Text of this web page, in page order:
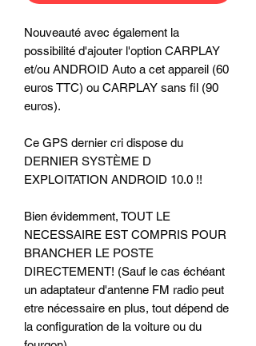
Nouveauté avec également la
possibilité d'ajouter l'option CARPLAY
et/ou ANDROID Auto a cet appareil (60
euros TTC) ou CARPLAY sans fil (90
euros).
Ce GPS dernier cri dispose du
DERNIER SYSTÈME D
EXPLOITATION ANDROID 10.0 !!
Bien évidemment, TOUT LE
NECESSAIRE EST COMPRIS POUR
BRANCHER LE POSTE
DIRECTEMENT! (Sauf le cas échéant
un adaptateur d'antenne FM radio peut
etre nécessaire en plus, tout dépend de
la configuration de la voiture ou du